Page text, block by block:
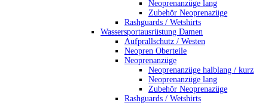
Neoprenanzüge lang
Zubehör Neoprenazüge
Rashguards / Wetshirts
Wassersportausrüstung Damen
Aufprallschutz / Westen
Neopren Oberteile
Neoprenanzüge
Neoprenanzüge halblang / kurz
Neoprenanzüge lang
Zubehör Neoprenazüge
Rashguards / Wetshirts